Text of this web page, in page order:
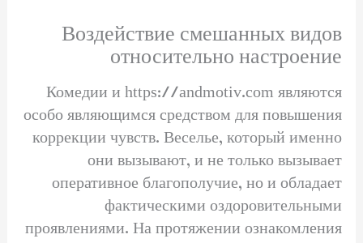
Воздействие смешанных видов
относительно настроение
Комедии и https://andmotiv.com являются
особо являющимся средством для повышения
коррекции чувств. Веселье, который именно
они вызывают, и не только вызывает
оперативное благополучие, но и обладает
фактическими оздоровительными
проявлениями. На протяжении ознакомления